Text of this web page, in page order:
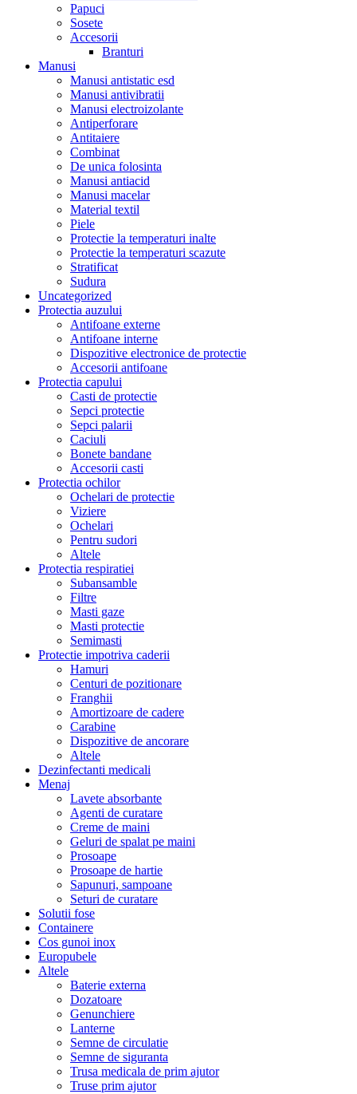
Papuci
Sosete
Accesorii
Branturi
Manusi
Manusi antistatic esd
Manusi antivibratii
Manusi electroizolante
Antiperforare
Antitaiere
Combinat
De unica folosinta
Manusi antiacid
Manusi macelar
Material textil
Piele
Protectie la temperaturi inalte
Protectie la temperaturi scazute
Stratificat
Sudura
Uncategorized
Protectia auzului
Antifoane externe
Antifoane interne
Dispozitive electronice de protectie
Accesorii antifoane
Protectia capului
Casti de protectie
Sepci protectie
Sepci palarii
Caciuli
Bonete bandane
Accesorii casti
Protectia ochilor
Ochelari de protectie
Viziere
Ochelari
Pentru sudori
Altele
Protectia respiratiei
Subansamble
Filtre
Masti gaze
Masti protectie
Semimasti
Protectie impotriva caderii
Hamuri
Centuri de pozitionare
Franghii
Amortizoare de cadere
Carabine
Dispozitive de ancorare
Altele
Dezinfectanti medicali
Menaj
Lavete absorbante
Agenti de curatare
Creme de maini
Geluri de spalat pe maini
Prosoape
Prosoape de hartie
Sapunuri, sampoane
Seturi de curatare
Solutii fose
Containere
Cos gunoi inox
Europubele
Altele
Baterie externa
Dozatoare
Genunchiere
Lanterne
Semne de circulatie
Semne de siguranta
Trusa medicala de prim ajutor
Truse prim ajutor